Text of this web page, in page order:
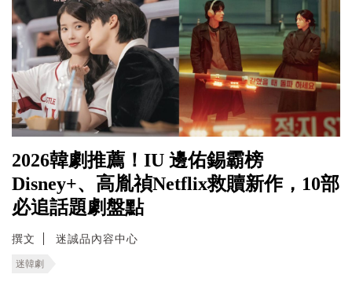
2026韓劇推薦！IU 邊佑錫霸榜
Disney+、高胤禎Netflix救贖新作，10部
必追話題劇盤點
撰文 迷誠品內容中心
迷韓劇